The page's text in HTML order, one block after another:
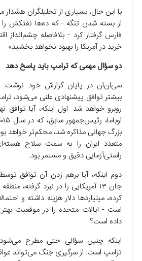
با این حال، بسیاری از تحلیلگران
از بسته شدن تنگه - که ده‌ها نفتکش را
فارس گرفتار کرد - بلافاصله چشم‌انداز
خرید در آمریکا را بهبود نخواهد بخشید».
دو سؤال مهمی که ترامپ باید پاسخ دهد
سی‌ان‌ان در پایان گزارش خود نوشت:
بیشتر توافق پیشنهادی علنی می‌شود،
روبرو خواهد شد. اول اینکه، آیا توافق
بزرگ جهانی مذاکره شد، محکم‌تر خواهد
متعدد ایران را به سمت سلاح
راستی‌آزمایی دقیق و مستمر بود.
دوم اینکه، آیا برهم زدن آن توافق
جان ۱۳ آمریکایی را در نبرد گرفته،
کرده، میلیاردها دلار هزینه داشته و
است - ایالات متحده را در موقعیت
داده است؟
اینکه چنین سؤالی حتی مطرح
ترامپ است: از سرگیری جنگ می‌تواند